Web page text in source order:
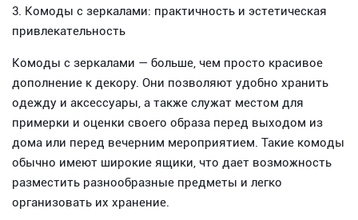
3. Комоды с зеркалами: практичность и эстетическая
привлекательность
Комоды с зеркалами — больше, чем просто красивое
дополнение к декору. Они позволяют удобно хранить
одежду и аксессуары, а также служат местом для
примерки и оценки своего образа перед выходом из
дома или перед вечерним мероприятием. Такие комоды
обычно имеют широкие ящики, что дает возможность
разместить разнообразные предметы и легко
организовать их хранение.